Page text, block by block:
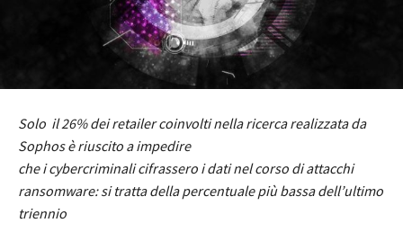
Solo il 26% dei retailer coinvolti nella ricerca realizzata da
Sophos è riuscito a impedire
che i cybercriminali cifrassero i dati nel corso di attacchi
ransomware: si tratta della percentuale più bassa dell’ultimo
triennio